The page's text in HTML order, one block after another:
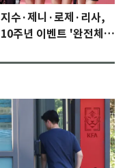
수·제니·로제·리사,
주년 이벤트 '완전체'